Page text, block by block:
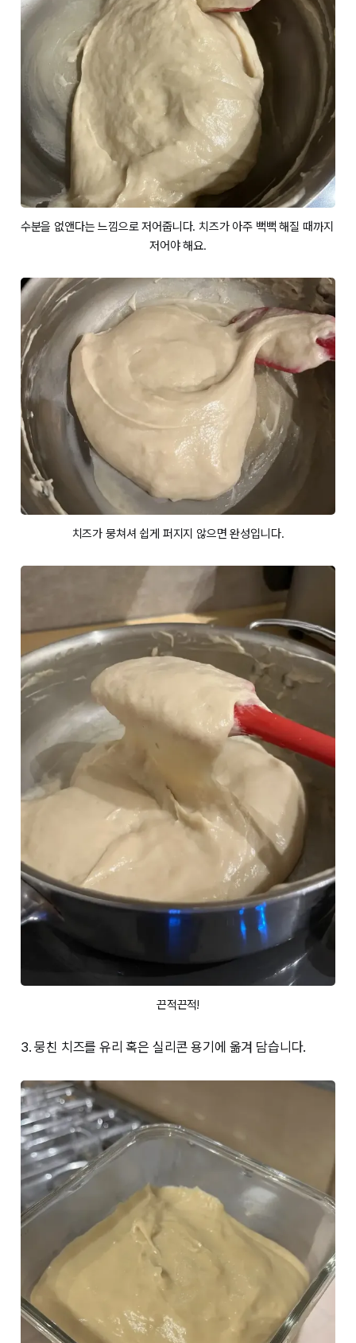
수분을 없앤다는 느낌으로 저어줍니다. 치즈가 아주 뻑뻑 해질 때까지
저어야 해요.
치즈가 뭉쳐셔 쉽게 퍼지지 않으면 완성입니다.
끈적끈적!
3. 뭉친 치즈를 유리 혹은 실리콘 용기에 옮겨 담습니다.